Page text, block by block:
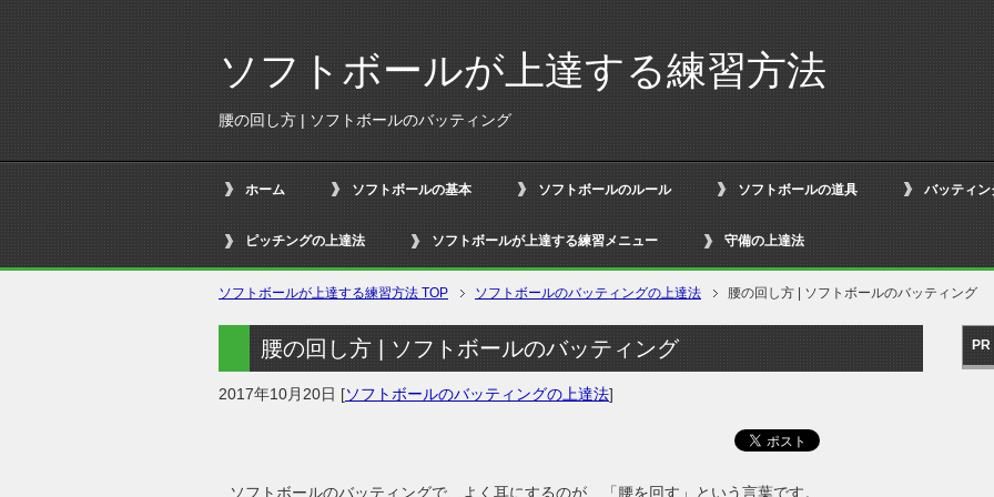
ソフトボールが上達する練習方法
腰の回し方 | ソフトボールのバッティング
ホーム ソフトボールの基本 ソフトボールのルール ソフトボールの道具 バッティ
ピッチングの上達法 ソフトボールが上達する練習メニュー 守備の上達法
ソフトボールが上達する練習方法 TOP ソフトボールのバッティングの上達法 腰の回し方 | ソフトボールのバッティング
腰の回し方 | ソフトボールのバッティング
2017年10月20日 [ソフトボールのバッティングの上達法]
ソフトボールのバッティングで、よく耳にするのが、「腰を回す」という言葉です。
PR